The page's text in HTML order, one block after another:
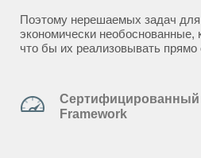
Поэтому нерешаемых задач
экономически необоснованные,
что бы их реализовывать прямо
Сертифицированный
Framework